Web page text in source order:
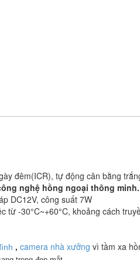
đêm(ICR), tự động cân bằng
nghệ hồng ngoại thông minh.
DC12V, công suất 7W
-30°C~+60°C, khoảng cách
, camera nhà xưởng vì tầm xa